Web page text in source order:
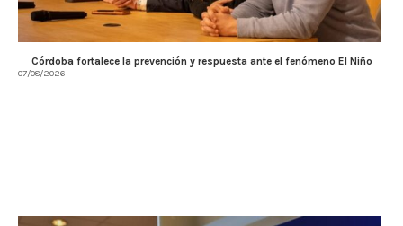
Córdoba fortalece la prevención y respuesta ante el fenómeno El Niño
07/08/2026